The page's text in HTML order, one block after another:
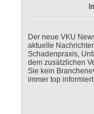
Der neue VKU
aktuelle
Schadenpraxis,
dem zusätzlichen
Sie kein
immer top